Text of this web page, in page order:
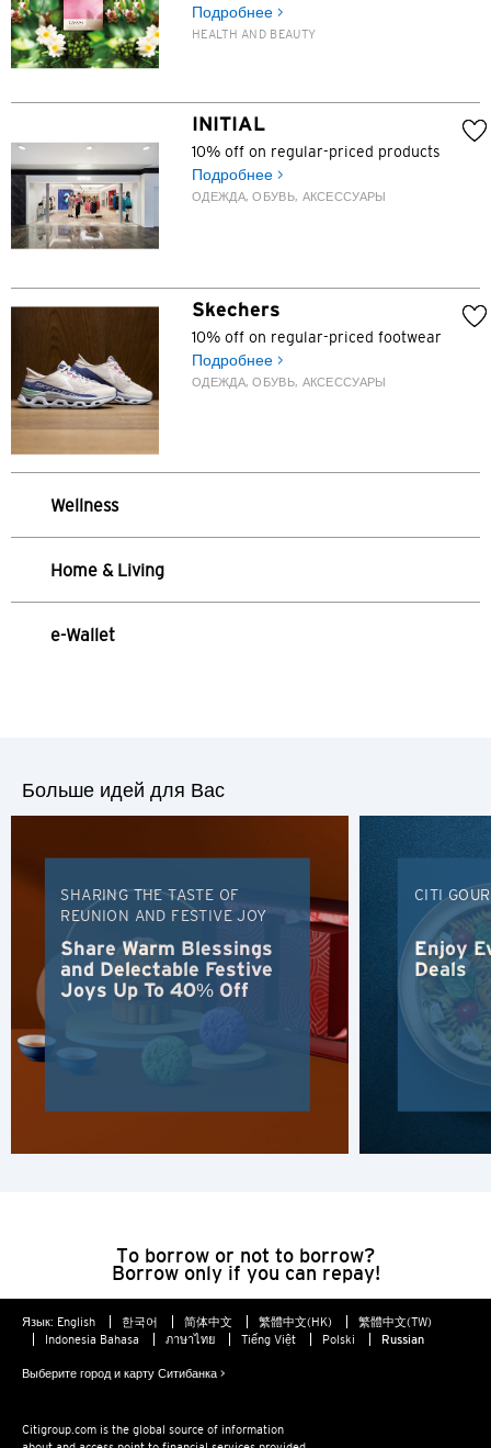
Подробнее >
HEALTH AND BEAUTY
INITIAL
10% off on regular-priced products
Подробнее >
ОДЕЖДА, ОБУВЬ, АКСЕССУАРЫ
Skechers
10% off on regular-priced footwear
Подробнее >
ОДЕЖДА, ОБУВЬ, АКСЕССУАРЫ
Wellness
Home & Living
e-Wallet
Больше идей для Вас
SHARING THE TASTE OF
REUNION AND FESTIVE JOY
Share Warm Blessings
and Delectable Festive
Joys Up To 40% Off
CITI
Enjoy
Deals
To borrow or not to borrow?
Borrow only if you can repay!
Язык: English 한국어 简体中文 繁體中文(HK)
繁體中文(TW)
Indonesia Bahasa
ภาษาไทย Tiếng Việt Polski Russian
Выберите город и карту Ситибанка >
Citigroup.com is the global source of information
ПОПУЛЯРНЫЕ НАПРАВЛЕНИЯ
ПОПУЛЯРНЫЕ НАПРАВЛЕНИЯ
Бангкок, Thailand
Гонконг
Сидней, Australia
Токио, Japan
H
Гонконг
Остров Гонконг, Hong Kong
Коулун, Hong Kong
Коулун, Hong Kong
Новые Территории, Hong Kong
简体中文